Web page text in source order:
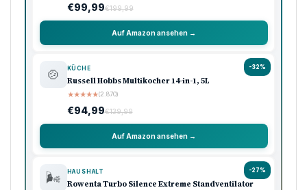
€99,99€199,99
Auf Amazon ansehen →
-32%
🍲 KÜCHE
Russell Hobbs Multikocher 14-in-1, 5L
★★★★★(2.870)
€94,99€139,99
Auf Amazon ansehen →
-27%
🌬️ HAUSHALT
Rowenta Turbo Silence Extreme Standventilator